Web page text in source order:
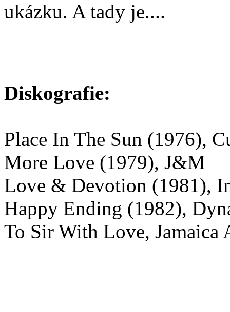
ukázku. A tady je....
Diskografie:
Place In The Sun (1976),
More Love (1979), J&M
Love & Devotion (1981),
Happy Ending (1982),
To Sir With Love, Jamaica